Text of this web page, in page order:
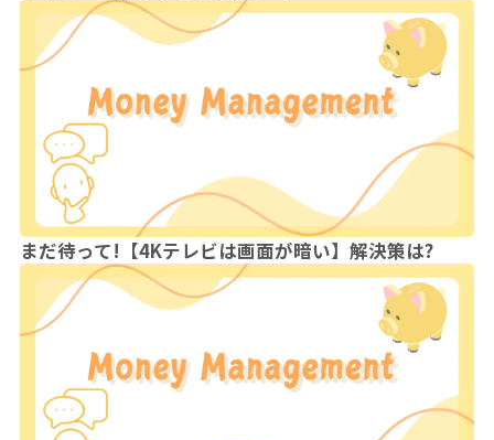
まだ待って!【4Kテレビは画面が暗い】解決策は?